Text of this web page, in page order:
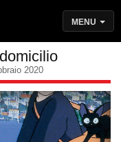
MENU
2020